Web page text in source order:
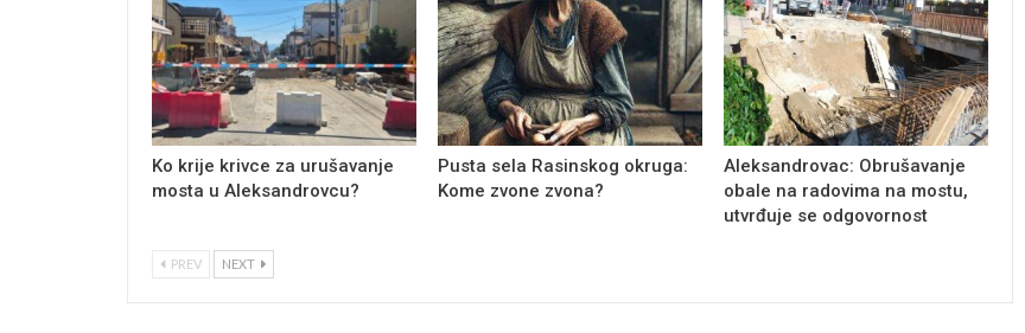
Ko krije krivce za urušavanje
mosta u Aleksandrovcu?
Pusta sela Rasinskog okruga:
Kome zvone zvona?
Aleksandrovac: Obrušavanje
obale na radovima na mostu,
utvrđuje se odgovornost
PREV NEXT